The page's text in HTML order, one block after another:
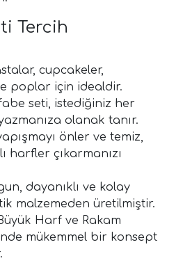
Tercih
cupcakeler,
poplar için idealdir.
seti, istediğiniz her
olanak tanır.
önler ve temiz,
harfler çıkarmanızı
dayanıklı ve kolay
malzemeden üretilmiştir.
Harf ve Rakam
mükemmel bir konsept